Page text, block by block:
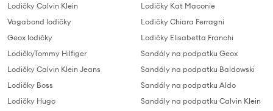
Lodičky Calvin Klein
Vagabond lodičky
Geox lodičky
LodičkyTommy Hilfiger
Lodičky Calvin Klein Jeans
Lodičky Boss
Lodičky Hugo
Lodičky Kat Maconie
Lodičky Chiara Ferragni
Lodičky Elisabetta Franchi
Sandály na podpatku Geox
Sandály na podpatku Baldowski
Sandály na podpatku Aldo
Sandály na podpatku Calvin Klein